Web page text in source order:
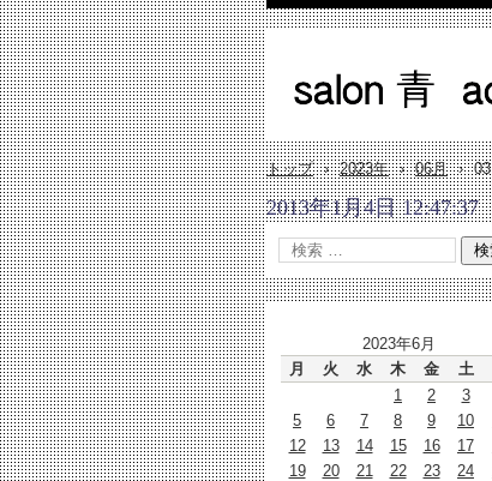
トップ › 2023年 › 06月 ›
2013年1月4日 12:47:37
2023年6月
月
火 水 木 金 土
1
2 3
5
6 7 8 9 10
12
13 14 15 16 17
19
20 21 22 23 24